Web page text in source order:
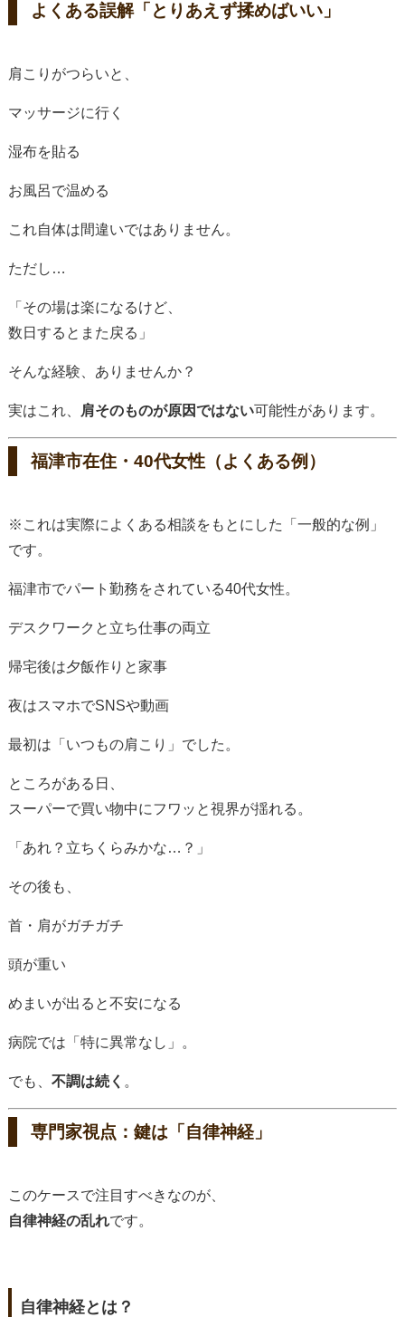
よくある誤解「とりあえず揉めばいい」
肩こりがつらいと、
マッサージに行く
湿布を貼る
お風呂で温める
これ自体は間違いではありません。
ただし…
「その場は楽になるけど、
数日するとまた戻る」
そんな経験、ありませんか？
実はこれ、 肩そのものが原因ではない可能性があります。
福津市在住・40代女性（よくある例）
※これは実際によくある相談をもとにした「一般的な例」
です。
福津市でパート勤務をされている40代女性。
デスクワークと立ち仕事の両立
帰宅後は夕飯作りと家事
夜はスマホでSNSや動画
最初は「いつもの肩こり」でした。
ところがある日、
スーパーで買い物中にフワッと視界が揺れる。
「あれ？立ちくらみかな…？」
その後も、
首・肩がガチガチ
頭が重い
めまいが出ると不安になる
病院では「特に異常なし」。
でも、 不調は続く 。
専門家視点：鍵は「自律神経」
このケースで注目すべきなのが、
自律神経の乱れです。
自律神経とは？